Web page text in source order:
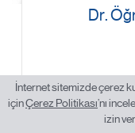
Dr.
e.
t. 0
İnternet sitemizde çerez
içinÇerez Politikası’nı
izin